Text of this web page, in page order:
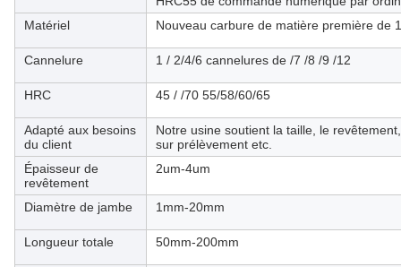
Matériel
Nouveau carbure de matière première de
Cannelure 1 / 2/4/6 cannelures de /7 /8 /9 /12
HRC 45 / /70 55/58/60/65
Adapté aux besoins
du client
Notre usine soutient la taille, le
sur prélèvement etc.
Épaisseur de
revêtement
2um-4um
Diamètre de jambe 1mm-20mm
Longueur totale 50mm-200mm